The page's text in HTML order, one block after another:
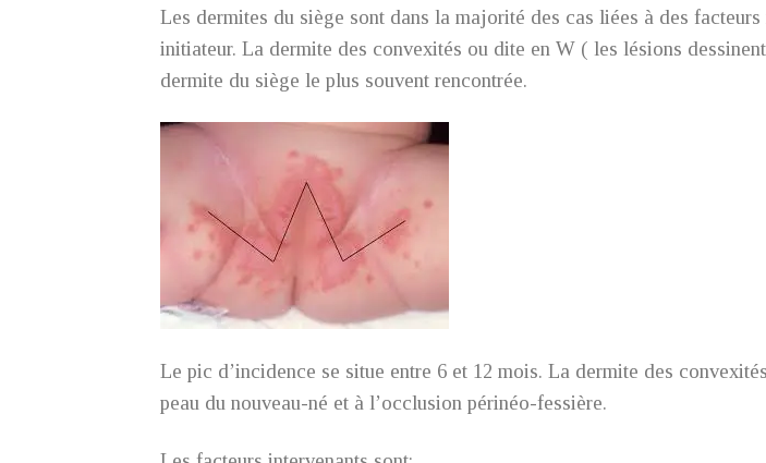
Les dermites du siège sont dans la majorité des cas liées à des
initiateur. La dermite des convexités ou dite en W ( les lésions
dermite du siège le plus souvent rencontrée.
Le pic d’incidence se situe entre 6 et 12 mois. La dermite des
peau du nouveau-né et à l’occlusion périnéo-fessière.